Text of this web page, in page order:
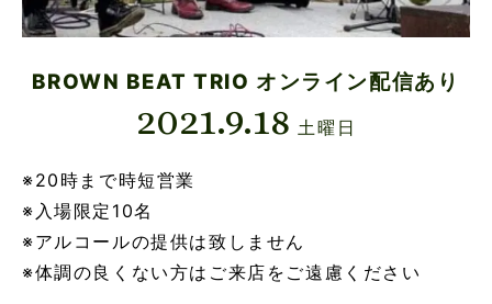
BROWN BEAT TRIO オンライン配信あり
2021.9.18 土曜日
※20時まで時短営業
※入場限定10名
※アルコールの提供は致しません
※体調の良くない方はご来店をご遠慮ください